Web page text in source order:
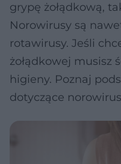
grypę żołądkową,
Norowirusy są
rotawirusy. Jeśli
żołądkowej musisz
higieny. Poznaj
dotyczące